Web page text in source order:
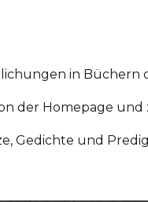
in Büchern
der Homepage und
Gedichte und